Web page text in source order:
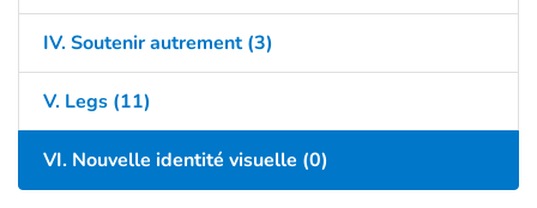
IV. Soutenir autrement (3)
V. Legs (11)
VI. Nouvelle identité visuelle (0)